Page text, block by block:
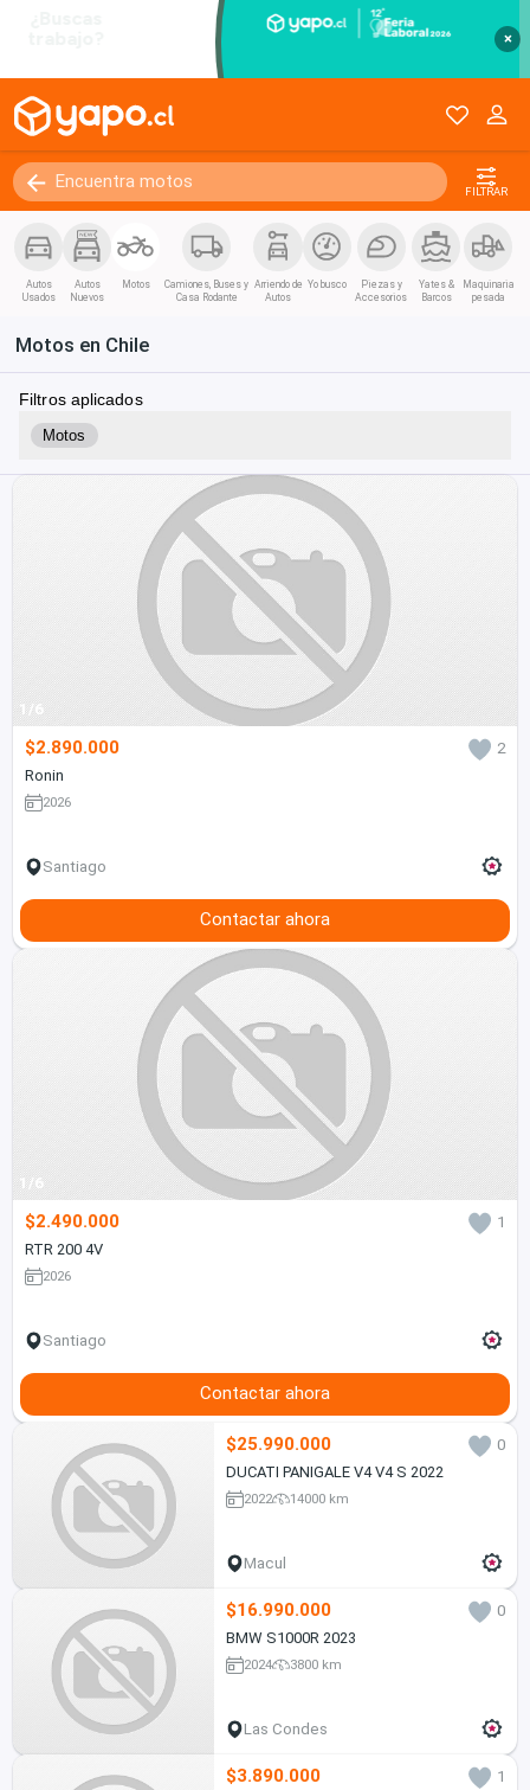
×
FILTRAR
Autos
Usados
Autos
Nuevos
Motos
Camiones, Buses y
Casa Rodante
Arriendo de
Autos
Yo busco
Piezas y
Accesorios
Yates &
Barcos
Maquinaria
pesada
Motos en Chile
Filtros aplicados
Motos
1/6
$2.890.000
2
Ronin
2026
Santiago
Contactar ahora
1/6
$2.490.000
1
RTR 200 4V
2026
Santiago
Contactar ahora
$25.990.000
0
DUCATI PANIGALE V4 V4 S 2022
2022 14000 km
Macul
$16.990.000
0
BMW S1000R 2023
2024 3800 km
Las Condes
$3.890.000 1